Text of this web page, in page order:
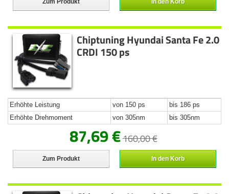
Zum Produkt In den Korb
Chiptuning Hyundai Santa Fe 2.0
CRDI 150 ps
Erhöhte Leistung von 150 ps
bis 186 ps
Erhöhte Drehmoment
von 305nm bis 305nm
87,69 €160,00 €
Zum Produkt In den Korb